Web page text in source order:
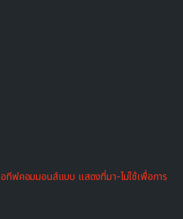
ฟคอมมอนส์แบบ แสดงที่มา-ไม่ใช้เพื่อการ